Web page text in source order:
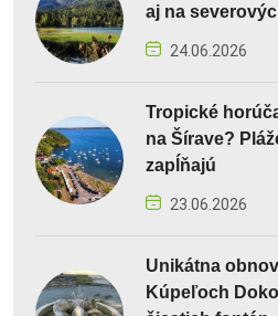
aj na
24.06.2026
Tropické
na Šírave?
zapĺňajú
23.06.2026
Unikátna
Kúpeľoch